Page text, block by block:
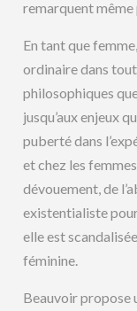
remarquent même
En tant que
ordinaire dans
philosophiques
jusqu’aux enjeux
puberté dans
et chez les
dévouement, de
existentialiste
elle est
féminine.
Beauvoir propose